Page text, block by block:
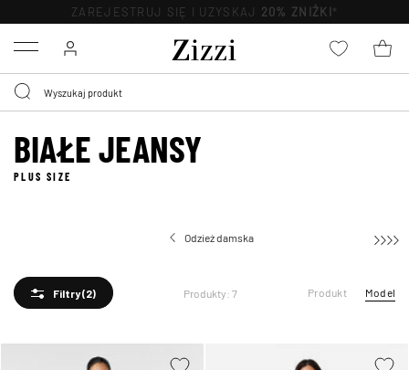
ZAREJESTRUJ SIĘ I UZYSKAJ 20% ZNIŻKI*
Menu
BIAŁE JEANSY
PLUS SIZE
Odzież damska
Filtry(2) Produkty: 7 Produkt Model